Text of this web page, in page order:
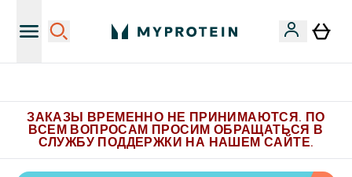
ЗАКАЗЫ ВРЕМЕННО НЕ ПРИНИМАЮТСЯ. ПО
ВСЕМ ВОПРОСАМ ПРОСИМ ОБРАЩАТЬСЯ В
СЛУЖБУ ПОДДЕРЖКИ НА НАШЕМ САЙТЕ.